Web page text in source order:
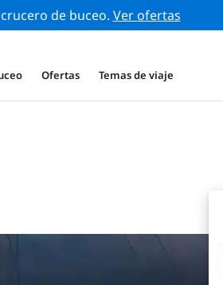
de buceo. Ver ofertas
Ofertas Temas de viaje